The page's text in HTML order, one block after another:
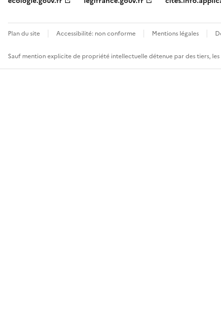
Plan du site Accessibilité: non conforme Mentions légales
Sauf mention explicite de propriété intellectuelle détenue par des tiers,